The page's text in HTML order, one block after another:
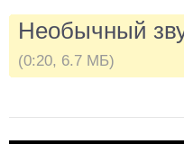
Необычный
(0:20, 6.7 МБ)